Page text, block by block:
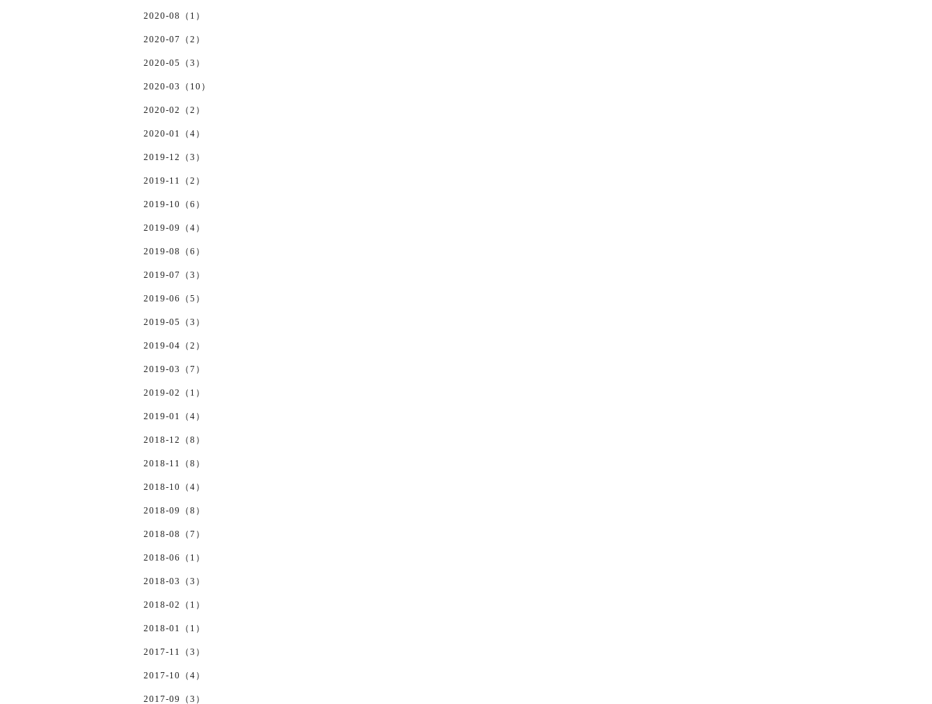
2020-08（1）
2020-07（2）
2020-05（3）
2020-03（10）
2020-02（2）
2020-01（4）
2019-12（3）
2019-11（2）
2019-10（6）
2019-09（4）
2019-08（6）
2019-07（3）
2019-06（5）
2019-05（3）
2019-04（2）
2019-03（7）
2019-02（1）
2019-01（4）
2018-12（8）
2018-11（8）
2018-10（4）
2018-09（8）
2018-08（7）
2018-06（1）
2018-03（3）
2018-02（1）
2018-01（1）
2017-11（3）
2017-10（4）
2017-09（3）